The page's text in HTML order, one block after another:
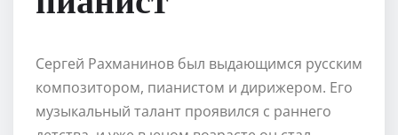
Сергей Рахманинов был выдающимся русским
композитором, пианистом и дирижером. Его
музыкальный талант проявился с раннего